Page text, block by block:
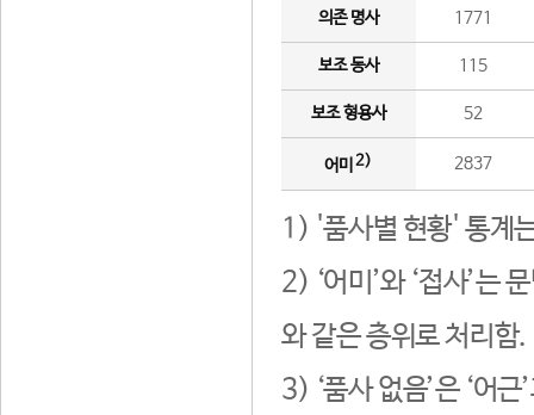
의존 명사 1771
보조 동사 115
보조 형용사 52
어미 2) 2837
1) '품사별 현황' 통계
2) ‘어미’와 ‘접사’는
와 같은 층위로 처리함.
3) ‘품사 없음’은 ‘어